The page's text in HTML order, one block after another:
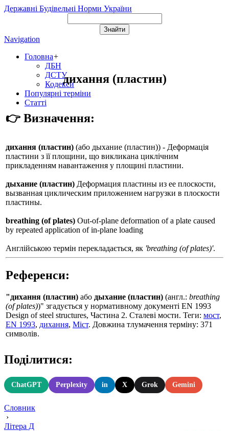
Державні Будівельні Норми України
Navigation
Головна+
ДБН
ДСТУ
Кодекси
Популярні терміни
Статті
дихання (пластин)
👉 Визначення:
дихання (пластин) (або дыхание (пластин)) - Деформація
пластини з її площини, що викликана циклічним
прикладенням навантаження у площині пластини.
дыхание (пластин) Деформация пластины из ее плоскости,
вызванная циклическим приложением нагрузки в плоскости
пластины.
breathing (of plates) Out-of-plane deformation of a plate caused
by repeated application of in-plane loading
Англійською термін перекладається, як 'breathing (of plates)'.
Референси:
"дихання (пластин) або дыхание (пластин) (англ.: breathing
(of plates))" згадується у нормативному документі EN 1993
Design of steel structures, Частина 2. Сталеві мости. Теги: мост,
EN 1993, дихання, Міст. Довжина тлумачення терміну: 371
символів.
Поділитися:
ChatGPT Perplexity in X Grok Gemini
Словник
›
Літера Д